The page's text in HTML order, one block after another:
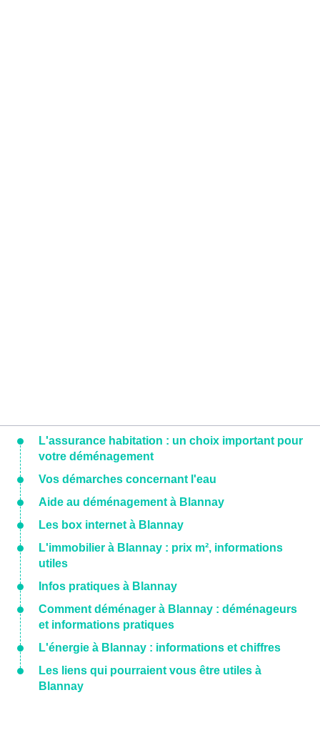
L'assurance habitation : un choix important pour
votre déménagement
Vos démarches concernant l'eau
Aide au déménagement à Blannay
Les box internet à Blannay
L'immobilier à Blannay : prix m², informations
utiles
Infos pratiques à Blannay
Comment déménager à Blannay : déménageurs
et informations pratiques
L'énergie à Blannay : informations et chiffres
Les liens qui pourraient vous être utiles à
Blannay